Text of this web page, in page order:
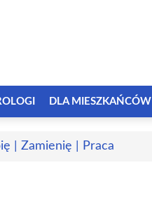
DLA MIESZKAŃCÓW
| Zamienię | Praca